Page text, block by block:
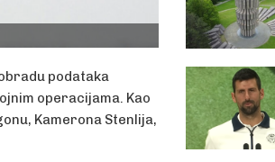
podataka
operacijama. Kao
Kamerona Stenlija,